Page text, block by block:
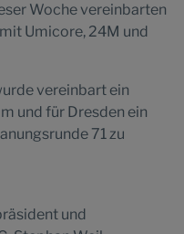
Woche vereinbarten
Umicore, 24M und
vereinbart ein
und für Dresden ein
71 zu
und